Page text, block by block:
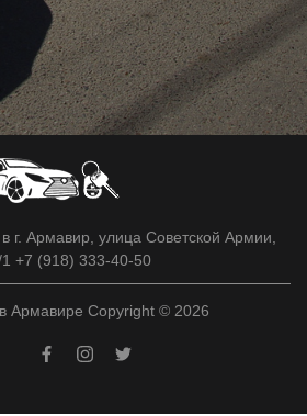
г. Армавир, улица Советской Армии,
1 +7 (918) 333-40-50
Армавире Copyright © 2026